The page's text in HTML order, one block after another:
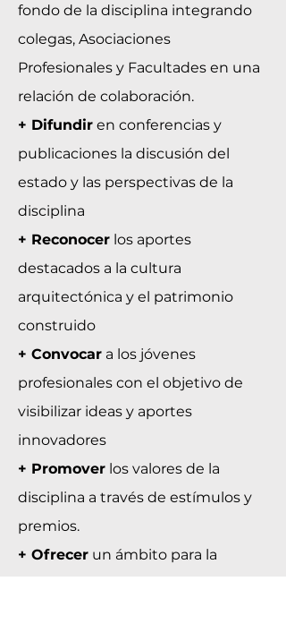
fondo de la disciplina integrando
colegas, Asociaciones
Profesionales y Facultades en una
relación de colaboración.
+ Difundir en conferencias y
publicaciones la discusión del
estado y las perspectivas de la
disciplina
+ Reconocer los aportes
destacados a la cultura
arquitectónica y el patrimonio
construido
+ Convocar a los jóvenes
profesionales con el objetivo de
visibilizar ideas y aportes
innovadores
+ Promover los valores de la
disciplina a través de estímulos y
premios.
+ Ofrecer un ámbito para la